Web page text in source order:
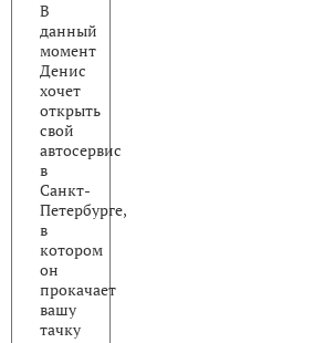
В
данный
момент
Денис
хочет
открыть
свой
автосервис
в
Санкт-
Петербурге,
в
котором
он
прокачает
вашу
тачку